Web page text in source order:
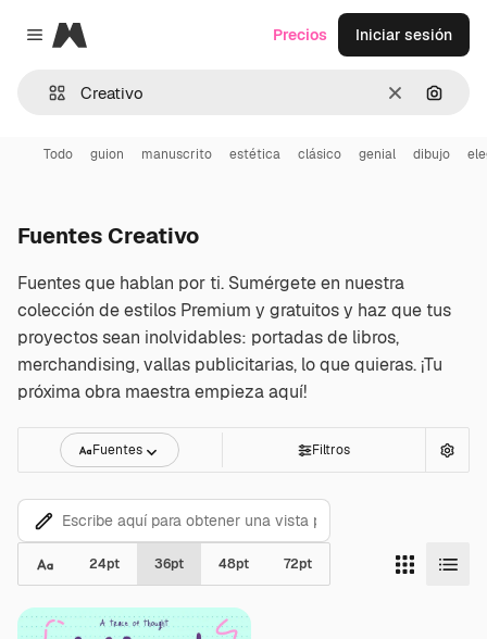
Close menu
Magnific
Borrar
Precios Iniciar sesión
Todo guion manuscrito estética clásico genial dibujo
Fuentes Creativo
Fuentes que hablan por ti. Sumérgete en nuestra
colección de estilos Premium y gratuitos y haz que tus
proyectos sean inolvidables: portadas de libros,
merchandising, vallas publicitarias, lo que quieras. ¡Tu
próxima obra maestra empieza aquí!
Fuentes Filtros
24pt 36pt 48pt 72pt